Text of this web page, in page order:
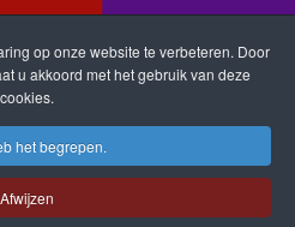
op onze website te verbeteren. Door
u akkoord met het gebruik van deze
cookies.
het begrepen.
Afwijzen